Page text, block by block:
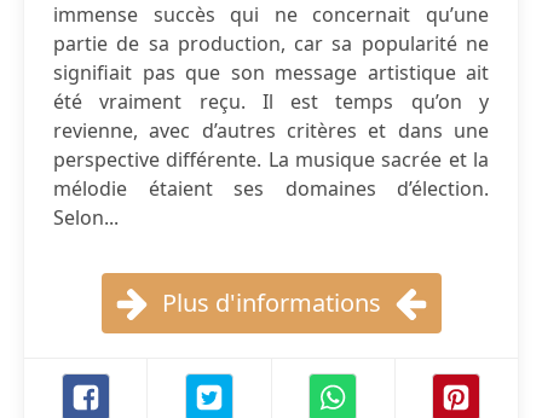
immense succès qui ne concernait qu’une
partie de sa production, car sa popularité ne
signifiait pas que son message artistique ait
été vraiment reçu. Il est temps qu’on y
revienne, avec d’autres critères et dans une
perspective différente. La musique sacrée et la
mélodie étaient ses domaines d’élection.
Selon...
Plus d'informations